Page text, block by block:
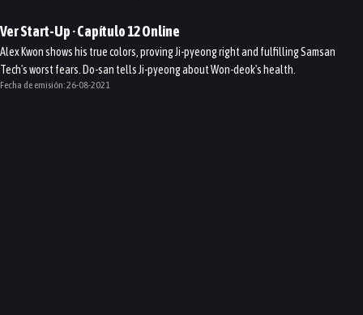
VerStart-Up· Capítulo12Online
Alex Kwon shows his true colors, proving Ji-pyeong right and fulfilling Samsan
Tech's worst fears. Do-san tells Ji-pyeong about Won-deok's health.
Fecha de emisión:26-08-2021